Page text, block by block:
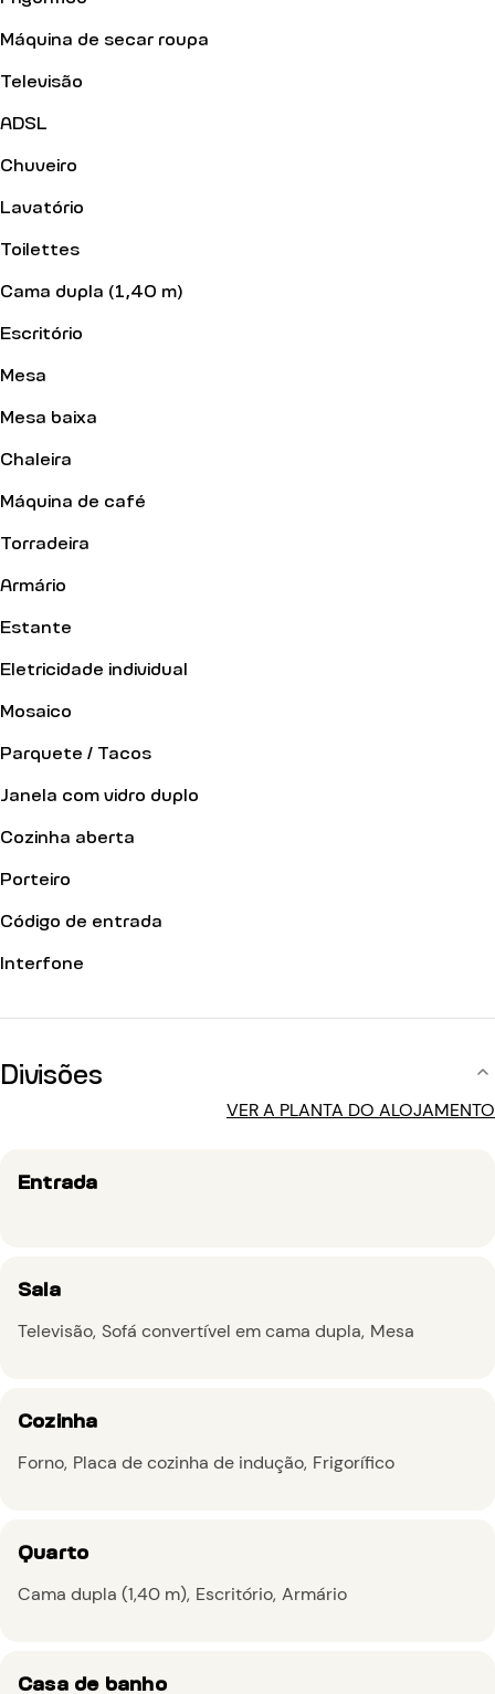
Máquina de secar roupa
Televisão
ADSL
Chuveiro
Lavatório
Toilettes
Cama dupla (1,40 m)
Escritório
Mesa
Mesa baixa
Chaleira
Máquina de café
Torradeira
Armário
Estante
Eletricidade individual
Mosaico
Parquete / Tacos
Janela com vidro duplo
Cozinha aberta
Porteiro
Código de entrada
Interfone
Divisões
VER A PLANTA DO ALOJAMENTO
Entrada
Sala
Televisão Sofá convertível em cama dupla Mesa
Cozinha
Forno Placa de cozinha de indução Frigorífico
Quarto
Cama dupla (1,40 m) Escritório Armário
Casa de banho